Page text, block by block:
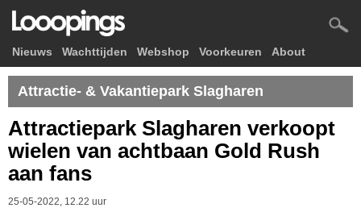
Nieuws Wachttijden Webshop Voorkeuren About
Attractie- & Vakantiepark Slagharen
Attractiepark Slagharen verkoopt
wielen van achtbaan Gold Rush
aan fans
25-05-2022, 12.22 uur